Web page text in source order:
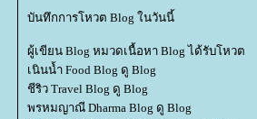
บันทึกการโหวต Blog ในวันนี้
ผู้เขียน Blog หมวดเนื้อหา Blog ได้รับโหวต
เนินน้ำ Food Blog ดู Blog
ชีริว Travel Blog ดู Blog
พรหมญาณี Dharma Blog ดู Blog